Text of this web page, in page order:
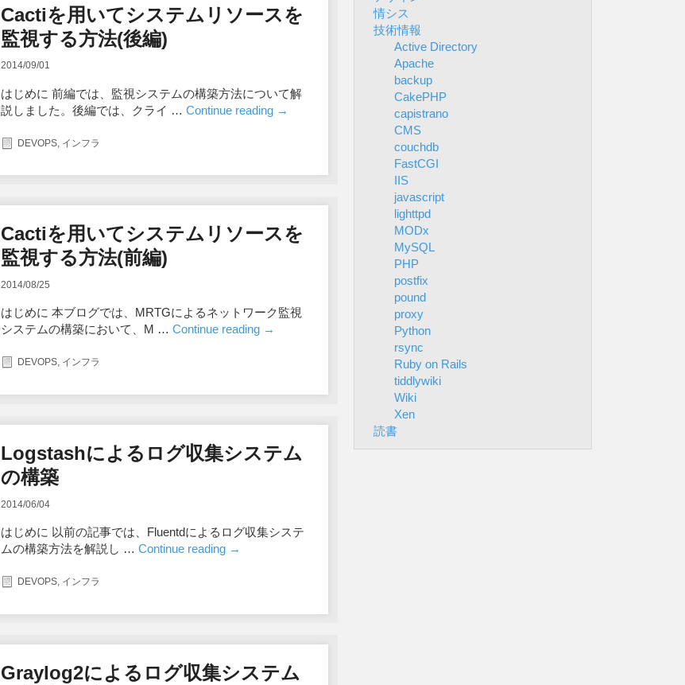
Cactiを用いてシステムリソースを
監視する方法(後編)
2014/09/01
はじめに 前編では、監視システムの構築方法について解
説しました。後編では、クライ …Continue reading →
DEVOPS インフラ
Cactiを用いてシステムリソースを
監視する方法(前編)
2014/08/25
はじめに 本ブログでは、MRTGによるネットワーク監視
システムの構築において、M …Continue reading →
DEVOPS, インフラ
Logstashによるログ収集システム
の構築
2014/06/04
はじめに 以前の記事では、Fluentdによるログ収集システ
ムの構築方法を解説し …Continue reading →
DEVOPS, インフラ
Graylog2によるログ収集システム
情シス
技術情報
Active Directory
Apache
backup
CakePHP
capistrano
CMS
couchdb
FastCGI
IIS
javascript
lighttpd
MODx
MySQL
PHP
postfix
pound
proxy
Python
rsync
Ruby on Rails
tiddlywiki
Wiki
Xen
読書